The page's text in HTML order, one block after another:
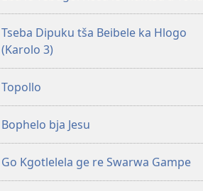
Tseba Dipuku tša Beibele ka Hlogo
(Karolo 3)
Topollo
Bophelo bja Jesu
Go Kgotlelela ge re Swarwa Gampe